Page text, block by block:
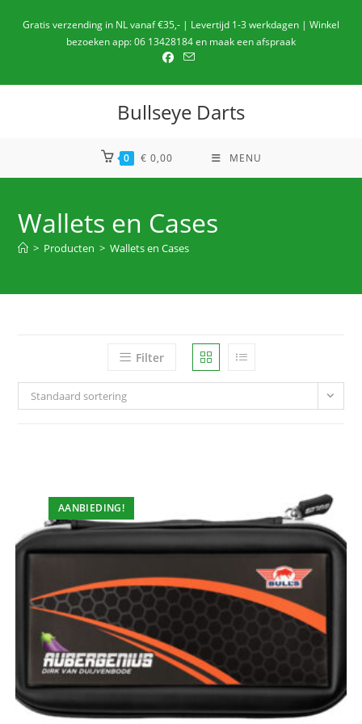
naarGratis verzending in NL vanaf €35,- | Levertijd 1-3 werkdagen | Winkel
bezoeken app: 06 13428184 en maak een afspraak
Bullseye Darts
0 € 0,00 MENU
Wallets en Cases
> Producten > Wallets en Cases
Filter
Standaard sortering
AANBIEDING!